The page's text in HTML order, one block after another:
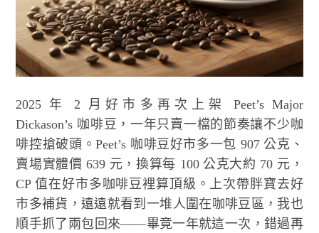
2025 年 2 月好市多再次上架 Peet’s Major
Dickason’s 咖啡豆，一年只賣一檔的節奏讓不少咖
啡控搶破頭。Peet’s 咖啡豆好市多一包 907 公克、
賣場實體價 639 元，換算每 100 公克大約 70 元，
CP 值在好市多咖啡豆裡算頂級。上次帶胖寶去好
市多補貨，遠遠就看到一堆人圍在咖啡豆區，我也
順手抓了兩包回來——畢竟一年就這一次，錯過再